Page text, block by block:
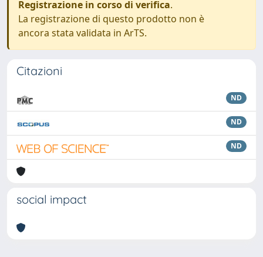
Registrazione in corso di verifica.
La registrazione di questo prodotto non è
ancora stata validata in ArTS.
Citazioni
ND
ND
ND
social impact